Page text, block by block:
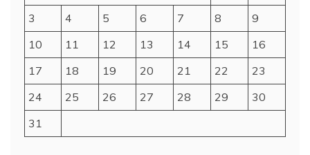
3
4 5 6 7 8
9
10
11 12 13 14 15
16
17
18 19 20 21 22
23
24
25 26 27 28 29
30
31